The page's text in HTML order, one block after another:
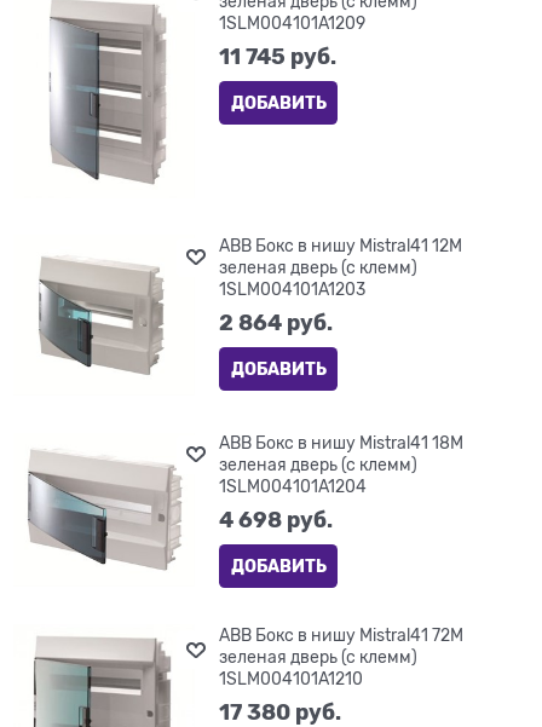
1SLM004101A1209
11 745 руб.
ДОБАВИТЬ
ABB Бокс в нишу Mistral41 12М
зеленая дверь (с клемм)
1SLM004101A1203
2 864 руб.
ДОБАВИТЬ
ABB Бокс в нишу Mistral41 18М
зеленая дверь (с клемм)
1SLM004101A1204
4 698 руб.
ДОБАВИТЬ
ABB Бокс в нишу Mistral41 72М
зеленая дверь (с клемм)
1SLM004101A1210
17 380 руб.